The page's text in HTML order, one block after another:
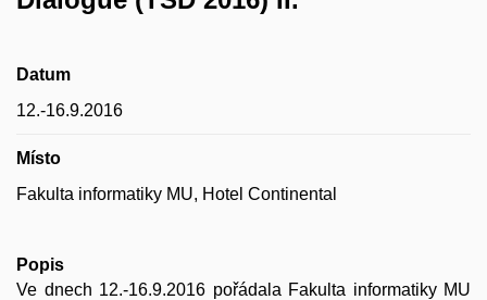
Datum
12.-16.9.2016
Místo
Fakulta informatiky MU, Hotel Continental
Popis
Ve dnech 12.-16.9.2016 pořádala Fakulta informatiky MU